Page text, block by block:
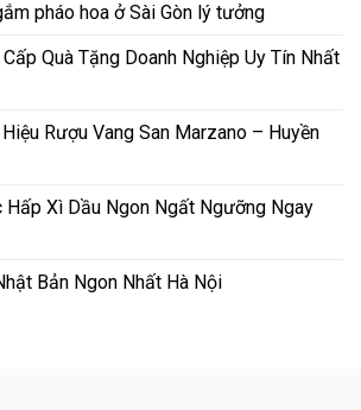
pháo hoa ở Sài Gòn lý tưởng
Quà Tặng Doanh Nghiệp Uy Tín Nhất
Rượu Vang San Marzano – Huyền
Hấp Xì Dầu Ngon Ngất Ngưỡng Ngay
Bản Ngon Nhất Hà Nội